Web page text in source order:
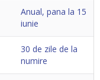
Anual, pana la 15
iunie
30 de zile de la
numire